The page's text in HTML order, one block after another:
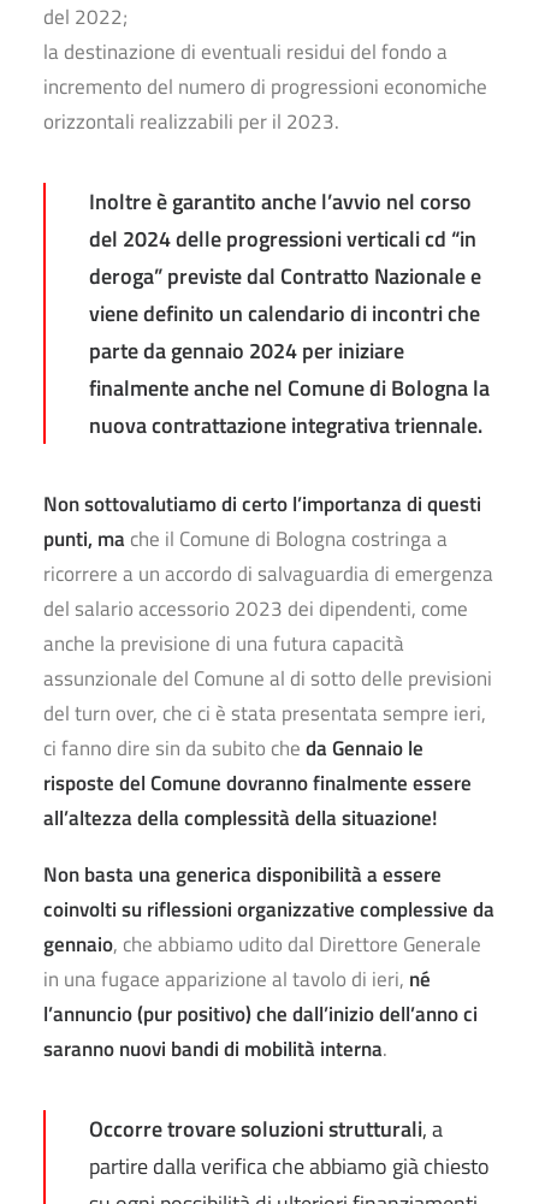
del 2022;
la destinazione di eventuali residui del fondo a
incremento del numero di progressioni economiche
orizzontali realizzabili per il 2023.
Inoltre è garantito anchel’avvio nel corso
del 2024 delle progressioni verticali cd “in
deroga” previste dal Contratto Nazionale e
viene definito un calendario di incontri che
parte da gennaio 2024 per iniziare
finalmente anche nel Comune di Bologna la
nuova contrattazione integrativa triennale.
Non sottovalutiamo di certo l’importanza di questi
punti, mache il Comune di Bologna costringa a
ricorrere a un accordo di salvaguardia di emergenza
del salario accessorio 2023 dei dipendenti, come
anche la previsione di una futura capacità
assunzionale del Comune al di sotto delle previsioni
del turn over, che ci è stata presentata sempre ieri,
ci fanno dire sin da subito cheda Gennaio le
risposte del Comune dovranno finalmente essere
all’altezza della complessità della situazione!
Non basta una generica disponibilità a essere
coinvolti su riflessioni organizzative complessive da
gennaio, che abbiamo udito dal Direttore Generale
in una fugace apparizione al tavolo di ieri, né
l’annuncio (pur positivo) che dall’inizio dell’anno ci
saranno nuovi bandi di mobilità interna.
Occorre trovare soluzioni strutturali, a
partire dalla verifica che abbiamo già chiesto